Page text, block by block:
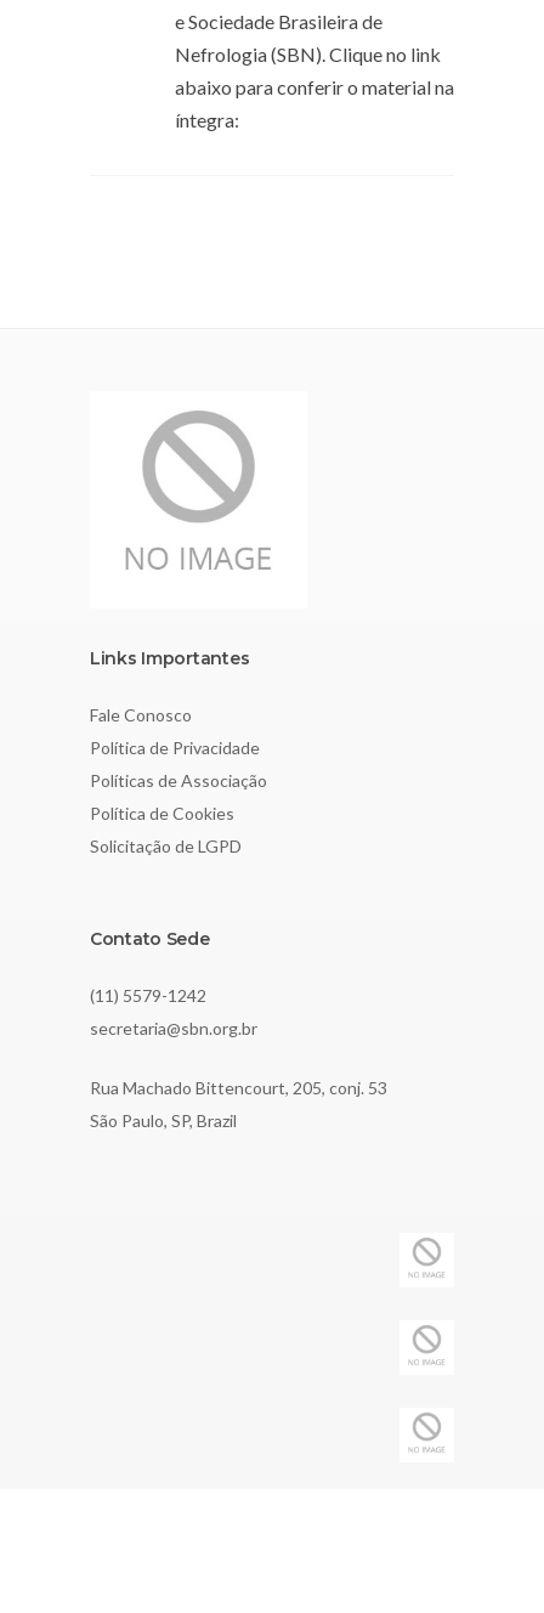
e Sociedade Brasileira de
Nefrologia (SBN). Clique no link
abaixo para conferir o material na
íntegra:
Links Importantes
Fale Conosco
Política de Privacidade
Políticas de Associação
Política de Cookies
Solicitação de LGPD
Contato Sede
(11) 5579-1242
secretaria@sbn.org.br
Rua Machado Bittencourt, 205, conj. 53
São Paulo, SP, Brazil